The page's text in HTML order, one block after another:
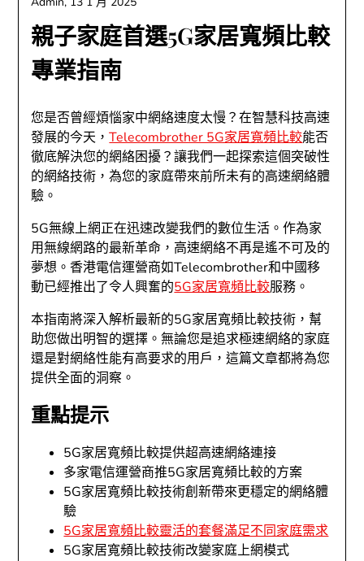
親子家庭首選5G家居寬頻比較
專業指南
您是否曾經煩惱家中網絡速度太慢？在智慧科技高速
發展的今天，Telecombrother 5G家居寬頻比較能否
徹底解決您的網絡困擾？讓我們一起探索這個突破性
的網絡技術，為您的家庭帶來前所未有的高速網絡體
驗。
5G無線上網正在迅速改變我們的數位生活。作為家
用無線網路的最新革命，高速網絡不再是遙不可及的
夢想。香港電信運營商如Telecombrother和中國移
動已經推出了令人興奮的5G家居寬頻比較服務。
本指南將深入解析最新的5G家居寬頻比較技術，幫
助您做出明智的選擇。無論您是追求極速網絡的家庭
還是對網絡性能有高要求的用戶，這篇文章都將為您
提供全面的洞察。
重點提示
5G家居寬頻比較提供超高速網絡連接
多家電信運營商推5G家居寬頻比較的方案
5G家居寬頻比較技術創新帶來更穩定的網絡體
驗
5G家居寬頻比較靈活的套餐滿足不同家庭需求
5G家居寬頻比較技術改變家庭上網模式